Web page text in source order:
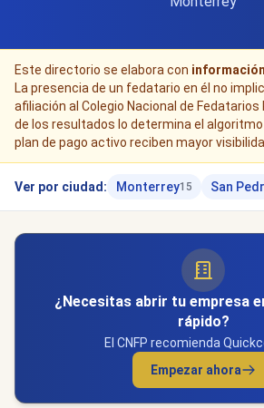
Este directorio se elabora con
La presencia de un fedatario en él no
afiliación al Colegio Nacional de Fedatarios
de los resultados lo determina el algoritmo
plan de pago activo reciben mayor
Ver por ciudad: Monterrey15 San
¿Necesitas abrir tu empresa
rápido?
El CNFP recomienda
Empezar ahora